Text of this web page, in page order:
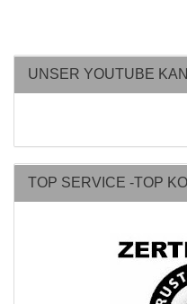
UNSER YOUTUBE
TOP SERVICE -TOP